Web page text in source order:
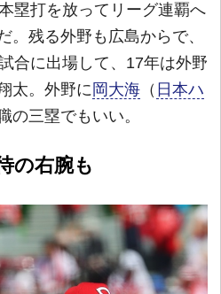
塁打を放ってリーグ連覇へ
。残る外野も広島からで、
合に出場して、17年は外野
太。外野に 岡大海 （ 日本ハ
の三塁でもいい。
の右腕も